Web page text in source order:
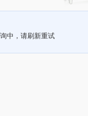
中，请刷新重试